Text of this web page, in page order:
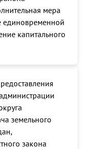
мера
единовременной
капитального
земельного
закона